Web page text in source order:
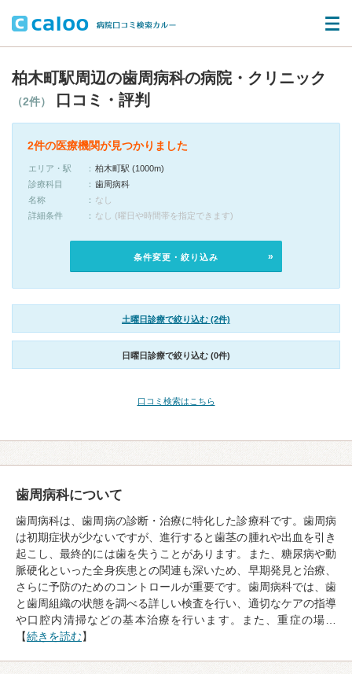
柏木町駅周辺の歯周病科の病院・クリニック
（2件） 口コミ・評判
2件の医療機関が見つかりました
エリア・駅
柏木町駅 (1000m)
診療科目
歯周病科
名称
なし
詳細条件
なし (曜日や時間帯を指定できます)
条件変更・絞り込み
土曜日診療で絞り込む (2件)
日曜日診療で絞り込む (0件)
口コミ検索はこちら
歯周病科について
歯周病科は、歯周病の診断・治療に特化した診療科です。歯周病
は初期症状が少ないですが、進行すると歯茎の腫れや出血を引き
起こし、最終的には歯を失うことがあります。また、糖尿病や動
脈硬化といった全身疾患との関連も深いため、早期発見と治療、
さらに予防のためのコントロールが重要です。歯周病科では、歯
と歯周組織の状態を調べる詳しい検査を行い、適切なケアの指導
や口腔内清掃などの基本治療を行います。また、重症の場…
【続きを読む】